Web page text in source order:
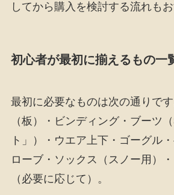
してから購入を検討する流れもお
初心者が最初に揃えるもの一
最初に必要なものは次の通りで
（板）・ビンディング・ブーツ
ト」）・ウエア上下・ゴーグル
ローブ・ソックス（スノー用）
（必要に応じて）。